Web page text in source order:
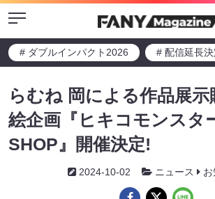
Menu
# ダブルインパクト2026 # 配信延長決
らむね 岡による作品展示
絵企画『ヒキコモンスタ
SHOP』開催決定!
2024-10-02 ニュース